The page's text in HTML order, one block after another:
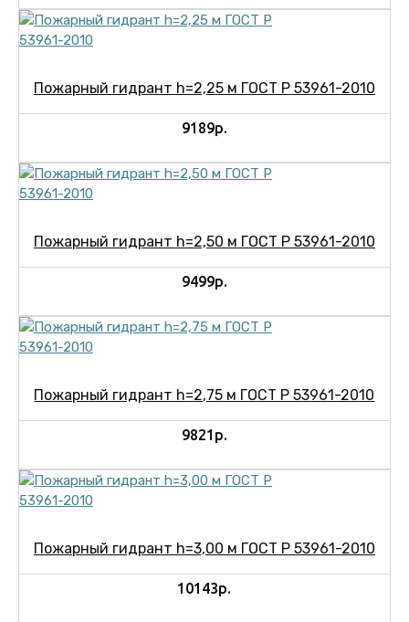
Пожарный гидрант h=2,25 м ГОСТ Р 53961-2010
9189р.
Пожарный гидрант h=2,50 м ГОСТ Р 53961-2010
9499р.
Пожарный гидрант h=2,75 м ГОСТ Р 53961-2010
9821р.
Пожарный гидрант h=3,00 м ГОСТ Р 53961-2010
10143р.